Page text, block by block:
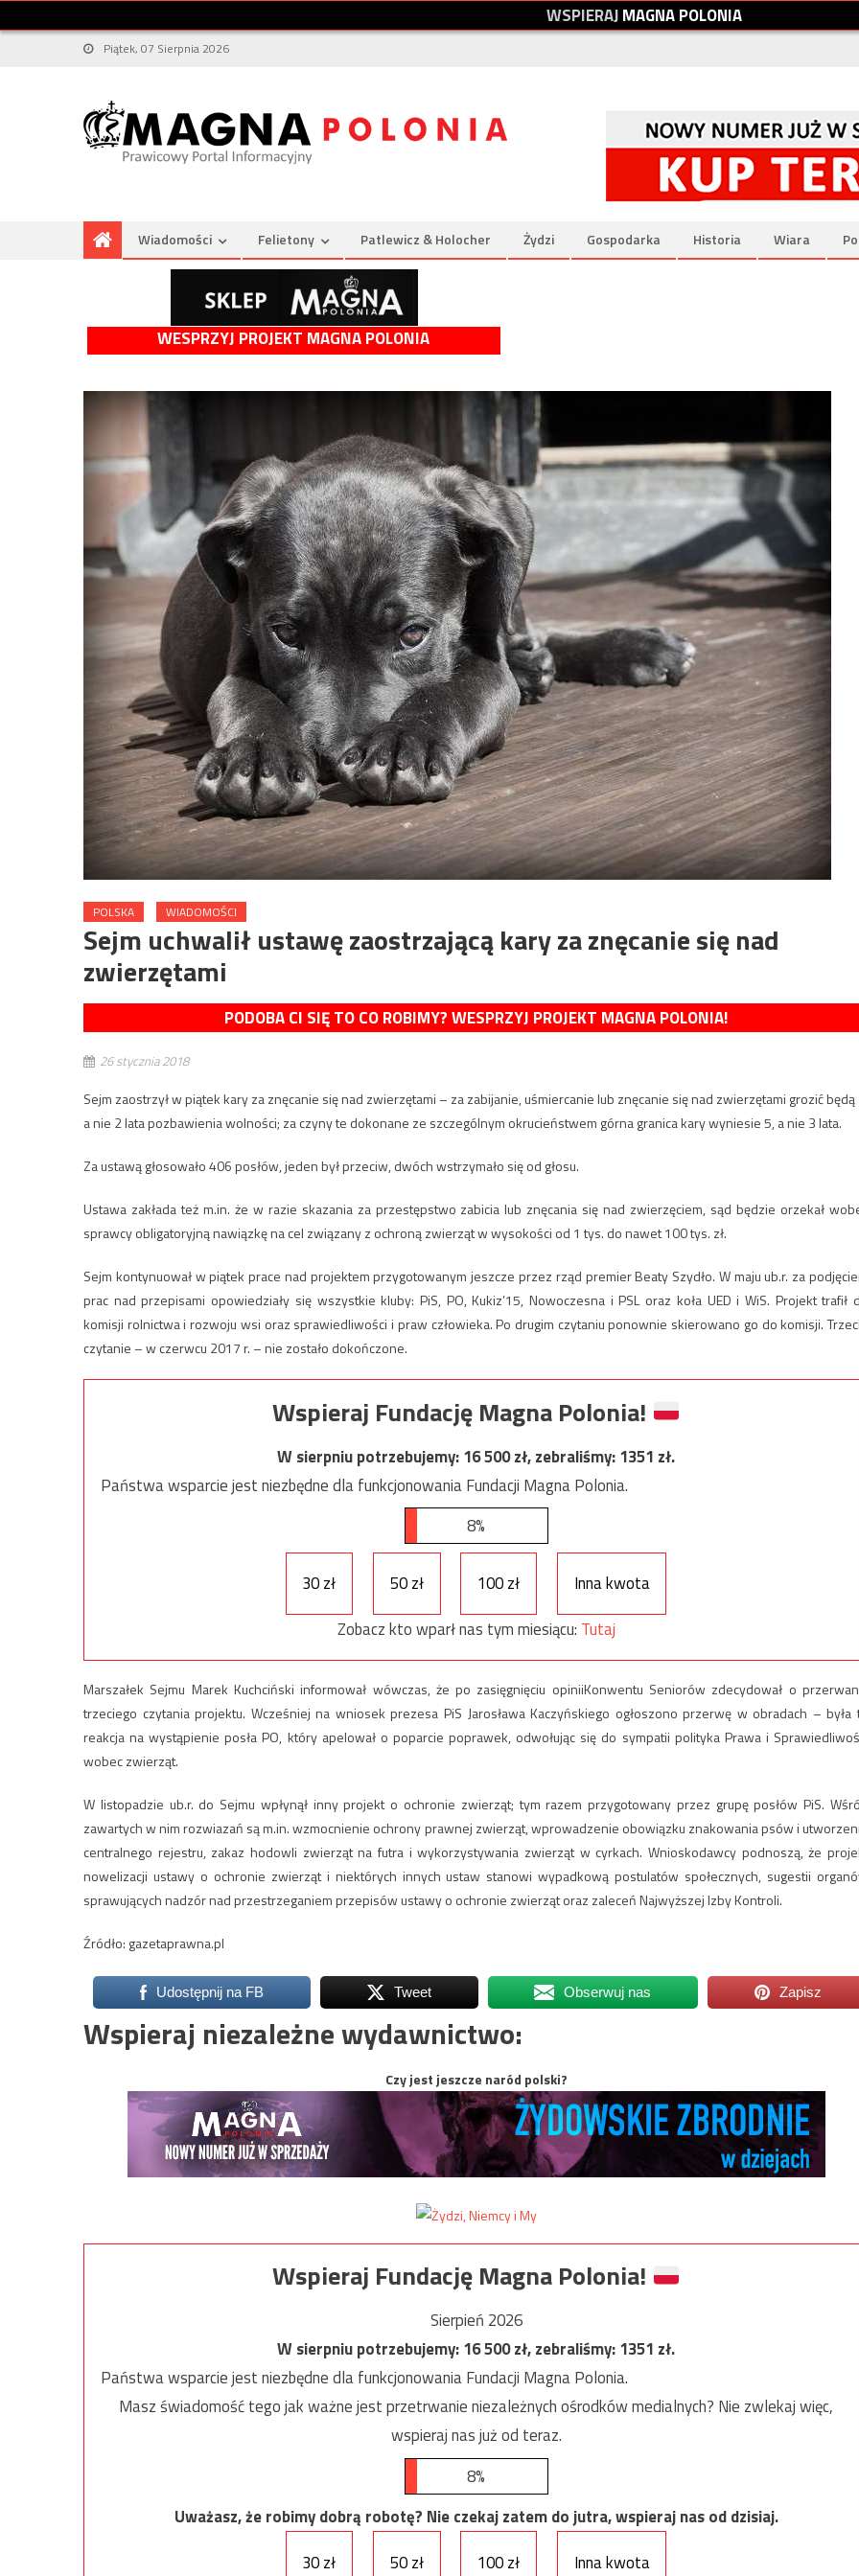
WSPIERAJMAGNAPOLONIA
Piątek, 07 Sierpnia 2026
Wiadomości Felietony Patlewicz & Holocher Żydzi Gospodarka Historia Wiara
WESPRZYJ PROJEKT MAGNA POLONIA
POLSKA WIADOMOŚCI
Sejm uchwalił ustawę zaostrzającą kary za znęcanie się nad
zwierzętami
PODOBA CI SIĘ TO CO ROBIMY? WESPRZYJ PROJEKT MAGNA POLONIA!
26 stycznia 2018
Sejm zaostrzył w piątek kary za znęcanie się nad zwierzętami – za zabijanie, uśmiercanie lub znęcanie się nad zwierzętami grozić będą
a nie 2 lata pozbawienia wolności; za czyny te dokonane ze szczególnym okrucieństwem górna granica kary wyniesie 5, a nie 3 lata.
Za ustawą głosowało 406 posłów, jeden był przeciw, dwóch wstrzymało się od głosu.
Ustawa zakłada też m.in. że w razie skazania za przestępstwo zabicia lub znęcania się nad zwierzęciem, sąd będzie orzekał
sprawcy obligatoryjną nawiązkę na cel związany z ochroną zwierząt w wysokości od 1 tys. do nawet 100 tys. zł.
Sejm kontynuował w piątek prace nad projektem przygotowanym jeszcze przez rząd premier Beaty Szydło. W maju ub.r. za
prac nad przepisami opowiedziały się wszystkie kluby: PiS, PO, Kukiz’15, Nowoczesna i PSL oraz koła UED i WiS. Projekt trafił
komisji rolnictwa i rozwoju wsi oraz sprawiedliwości i praw człowieka. Po drugim czytaniu ponownie skierowano go do komisji.
czytanie – w czerwcu 2017 r. – nie zostało dokończone.
Wspieraj Fundację Magna Polonia!
W sierpniu potrzebujemy:16 500zł, zebraliśmy:1351 zł.
Państwa wsparcie jest niezbędne dla funkcjonowania Fundacji Magna Polonia.
8%
30 zł 50 zł 100 zł
Inna kwota
Zobacz kto wparł nas tym miesiącu: Tutaj
Marszałek Sejmu Marek Kuchciński informował wówczas, że po zasięgnięciu opiniiKonwentu Seniorów zdecydował o
trzeciego czytania projektu. Wcześniej na wniosek prezesa PiS Jarosława Kaczyńskiego ogłoszono przerwę w obradach – była
reakcja na wystąpienie posła PO, który apelował o poparcie poprawek, odwołując się do sympatii polityka Prawa i
wobec zwierząt.
W listopadzie ub.r. do Sejmu wpłynął inny projekt o ochronie zwierząt; tym razem przygotowany przez grupę posłów PiS.
zawartych w nim rozwiazań są m.in. wzmocnienie ochrony prawnej zwierząt, wprowadzenie obowiązku znakowania psów i
centralnego rejestru, zakaz hodowli zwierząt na futra i wykorzystywania zwierząt w cyrkach. Wnioskodawcy podnoszą, że
nowelizacji ustawy o ochronie zwierząt i niektórych innych ustaw stanowi wypadkową postulatów społecznych, sugestii
sprawujących nadzór nad przestrzeganiem przepisów ustawy o ochronie zwierząt oraz zaleceń Najwyższej Izby Kontroli.
Źródło: gazetaprawna.pl
Udostępnij na FB Tweet Obserwuj nas Zapisz
Wspieraj niezależne wydawnictwo:
Czy jest jeszcze naród polski?
Wspieraj Fundację Magna Polonia!
Sierpień 2026
W sierpniu potrzebujemy:16 500zł, zebraliśmy:1351 zł.
Państwa wsparcie jest niezbędne dla funkcjonowania Fundacji Magna Polonia.
Masz świadomość tego jak ważne jest przetrwanie niezależnych ośrodków medialnych? Nie zwlekaj więc,
wspieraj nas już od teraz.
8%
Uważasz, że robimy dobrą robotę? Nie czekaj zatem do jutra, wspieraj nas od dzisiaj.
30 zł
50 zł 100 zł Inna kwota